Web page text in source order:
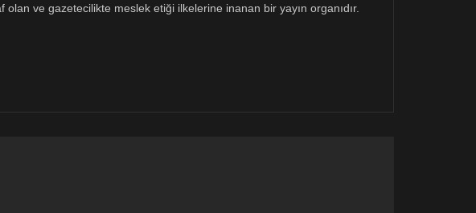
ve gazetecilikte meslek etiği ilkelerine inanan bir yayın organıdır.